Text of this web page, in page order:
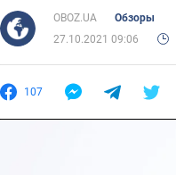
OBOZ.UA
Обзоры
27.10.2021 09:06
107